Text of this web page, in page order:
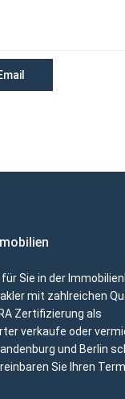
Sie in der
mit zahlreichen
Zertifizierung als
verkaufe oder
und Berlin
Sie Ihren